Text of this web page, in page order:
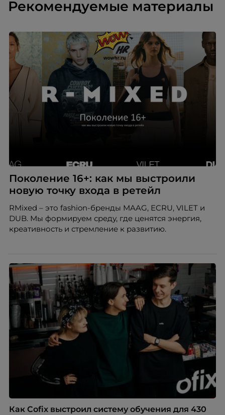
Рекомендуемые материалы
Поколение 16+: как мы выстроили
новую точку входа в ретейл
RMixed – это fashion-бренды MAAG, ECRU, VILET и
DUB. Мы формируем среду, где ценятся энергия,
креативность и стремление к развитию.
Как Cofix выстроил систему обучения для 430